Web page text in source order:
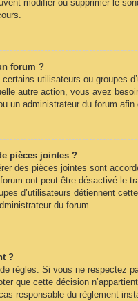
modifier ou supprimer le
forum ?
utilisateurs ou groupes
autre action, vous avez
un administrateur du forum
pièces jointes ?
des pièces jointes sont
ont peut-être désactivé le
d’utilisateurs détiennent
du forum.
?
règles. Si vous ne respectez
que cette décision
responsable du règlement